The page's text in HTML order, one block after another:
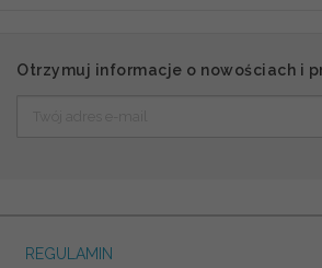
Otrzymuj informacje o nowościach i
REGULAMIN